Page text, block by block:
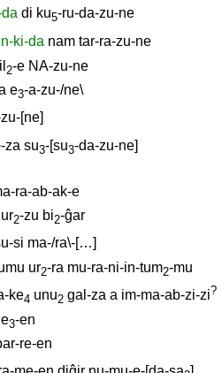
di ku5-ru-da-zu-ne
ki-da nam tar-ra-zu-ne
lil 2-e NA-zu-ne
e3-a-zu-/ne\
[ne]
-za su3-[su3-da-zu-ne]
ra-ab-ak-e
2-zu bi2-ĝar
si ma-/ra\-[…]
ur2-ra mu-ra-ni-in-tum2-mu
ke4 unu2 gal-za a im-ma-ab-zi-zi?
3-en
re-en